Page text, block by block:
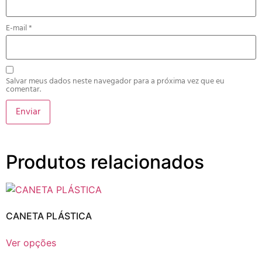
E-mail*
Salvar meus dados neste navegador para a próxima vez que eu
comentar.
Produtos relacionados
CANETA PLÁSTICA
Ver opções